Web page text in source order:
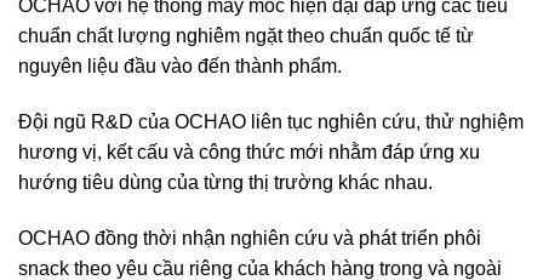
OCHAO với hệ thống máy móc hiện đại đáp ứng các tiêu
chuẩn chất lượng nghiêm ngặt theo chuẩn quốc tế từ
nguyên liệu đầu vào đến thành phẩm.
Đội ngũ R&D của OCHAO liên tục nghiên cứu, thử nghiệm
hương vị, kết cấu và công thức mới nhằm đáp ứng xu
hướng tiêu dùng của từng thị trường khác nhau.
OCHAO đồng thời nhận nghiên cứu và phát triển phôi
snack theo yêu cầu riêng của khách hàng trong và ngoài